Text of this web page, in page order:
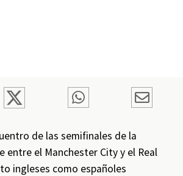
de las semifinales de la
entre el Manchester City y el Real
ingleses como españoles